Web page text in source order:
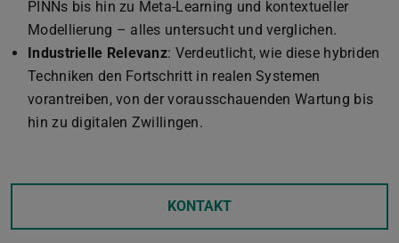
PINNs bis hin zu Meta-Learning und kontextueller
Modellierung – alles untersucht und verglichen.
Industrielle Relevanz: Verdeutlicht, wie diese hybriden
Techniken den Fortschritt in realen Systemen
vorantreiben, von der vorausschauenden Wartung bis
hin zu digitalen Zwillingen.
KONTAKT